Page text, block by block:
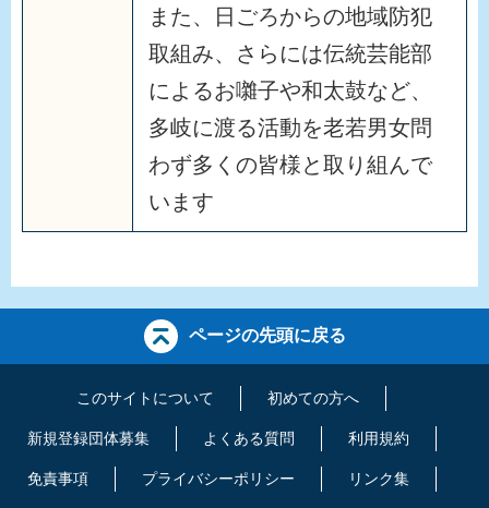
また、日ごろからの地域防犯
取組み、さらには伝統芸能部
によるお囃子や和太鼓など、
多岐に渡る活動を老若男女問
わず多くの皆様と取り組んで
います
ページの先頭に戻る
このサイトについて 初めての方へ
新規登録団体募集 よくある質問 利用規約
免責事項 プライバシーポリシー リンク集